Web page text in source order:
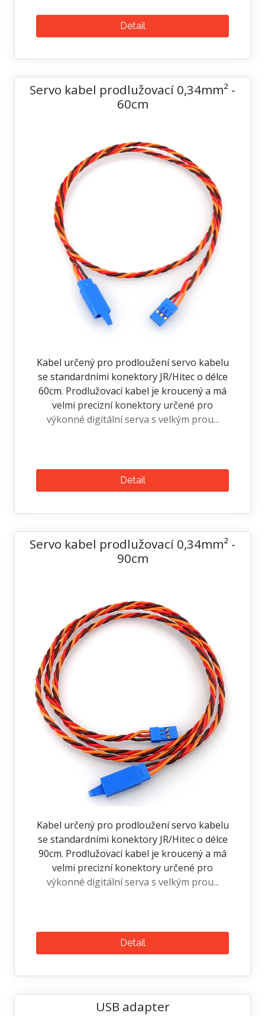
Detail
Servo kabel prodlužovací 0,34mm² -
60cm
Kabel určený pro prodloužení servo kabelu
se standardními konektory JR/Hitec o délce
60cm. Prodlužovací kabel je kroucený a má
velmi precizní konektory určené pro
výkonné digitální serva s velkým prou...
Detail
Servo kabel prodlužovací 0,34mm² -
90cm
Kabel určený pro prodloužení servo kabelu
se standardními konektory JR/Hitec o délce
90cm. Prodlužovací kabel je kroucený a má
velmi precizní konektory určené pro
výkonné digitální serva s velkým prou...
Detail
USB adapter